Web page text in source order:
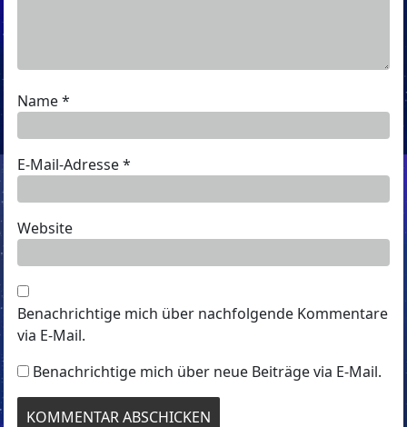
Name*
E-Mail-Adresse*
Website
Benachrichtige mich über nachfolgende Kommentare
via E-Mail.
Benachrichtige mich über neue Beiträge via E-Mail.